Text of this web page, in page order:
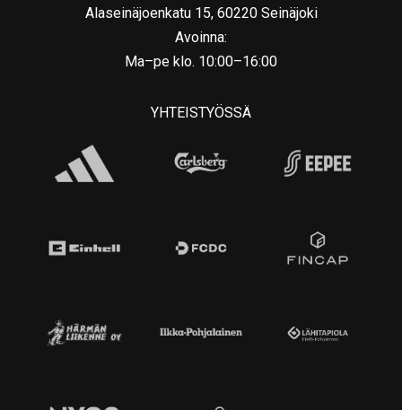
Alaseinäjoenkatu 15, 60220 Seinäjoki
Avoinna:
Ma–pe klo. 10:00–16:00
YHTEISTYÖSSÄ